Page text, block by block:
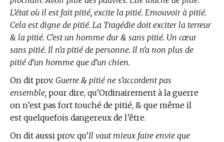
L’état où il est fait pitié, excite la pitié. Emouvoir à pitié.
Cela est digne de pitié. La Tragédie doit exciter la terreur
& la pitié. C’est un homme dur & sans pitié. Un cœur
sans pitié. Il n’a pitié de personne. Il n’a non plus de
pitié d’un homme que d’un chien.
On dit prov. Guerre & pitié ne s’accordent pas
ensemble, pour dire, qu’Ordinairement à la guerre
on n’est pas fort touché de pitié, & que même il
est quelquefois dangereux de l’être.
On dit aussi prov. qu’Il vaut mieux faire envie que